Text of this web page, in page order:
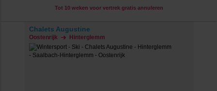
Tot 10 weken voor vertrek gratis annuleren
Chalets Augustine
Oostenrijk Hinterglemm